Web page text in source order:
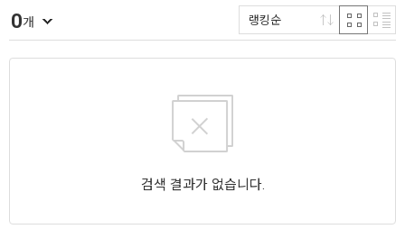
0개 랭킹순
검색 결과가 없습니다.